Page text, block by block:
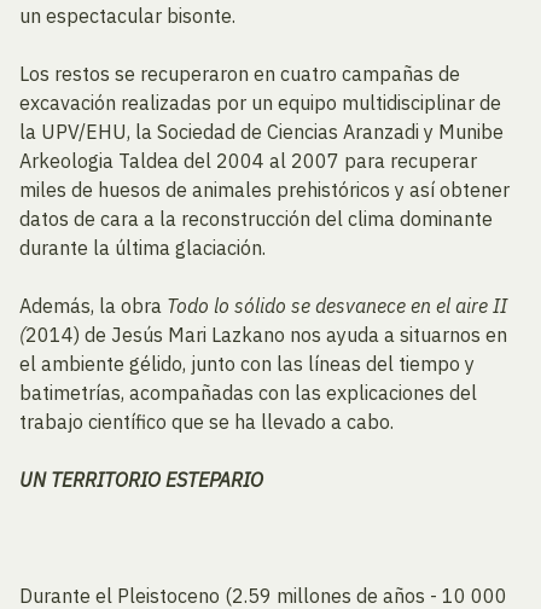
un espectacular bisonte.
Los restos se recuperaron en cuatro campañas de
excavación realizadas por un equipo multidisciplinar de
la UPV/EHU, la Sociedad de Ciencias Aranzadi y Munibe
Arkeologia Taldea del 2004 al 2007 para recuperar
miles de huesos de animales prehistóricos y así obtener
datos de cara a la reconstrucción del clima dominante
durante la última glaciación.
Además, la obra Todo lo sólido se desvanece en el aire II
(2014) de Jesús Mari Lazkano nos ayuda a situarnos en
el ambiente gélido, junto con las líneas del tiempo y
batimetrías, acompañadas con las explicaciones del
trabajo científico que se ha llevado a cabo.
UN TERRITORIO ESTEPARIO
Durante el Pleistoceno (2.59 millones de años - 10 000